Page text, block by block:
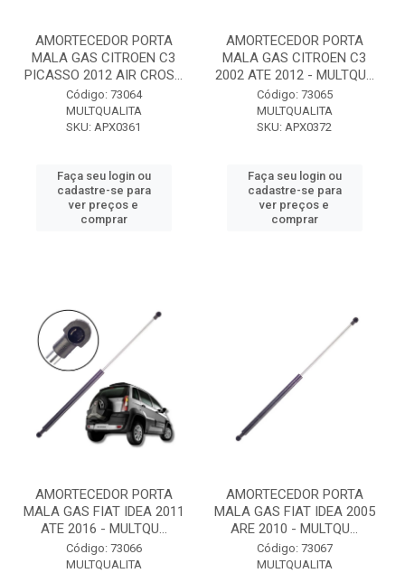
AMORTECEDOR PORTA
MALA GAS CITROEN C3
PICASSO 2012 AIR CROS...
Código: 73064
MULTQUALITA
SKU: APX0361
Faça seu login ou
cadastre-se para
ver preços e
comprar
AMORTECEDOR PORTA
MALA GAS CITROEN C3
2002 ATE 2012 - MULTQU...
Código: 73065
MULTQUALITA
SKU: APX0372
Faça seu login ou
cadastre-se para
ver preços e
comprar
AMORTECEDOR PORTA
MALA GAS FIAT IDEA 2011
ATE 2016 - MULTQU...
Código: 73066
MULTQUALITA
AMORTECEDOR PORTA
MALA GAS FIAT IDEA 2005
ARE 2010 - MULTQU...
Código: 73067
MULTQUALITA